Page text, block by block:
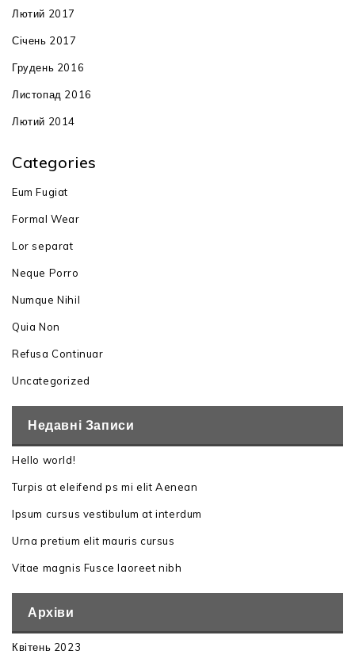
Лютий 2017
Січень 2017
Грудень 2016
Листопад 2016
Лютий 2014
Categories
Eum Fugiat
Formal Wear
Lor separat
Neque Porro
Numque Nihil
Quia Non
Refusa Continuar
Uncategorized
Недавні Записи
Hello world!
Turpis at eleifend ps mi elit Aenean
Ipsum cursus vestibulum at interdum
Urna pretium elit mauris cursus
Vitae magnis Fusce laoreet nibh
Архіви
Квітень 2023